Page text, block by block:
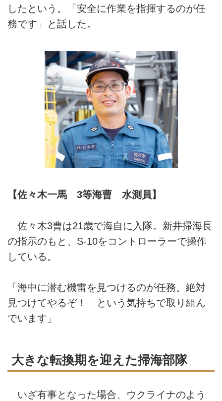
したという。「安全に作業を指揮するのが任
務です」と話した。
【佐々木一馬 3等海曹 水測員】
佐々木3曹は21歳で海自に入隊。新井掃海長
の指示のもと、S-10をコントローラーで操作
している。
「海中に潜む機雷を見つけるのが任務。絶対
見つけてやるぞ！ という気持ちで取り組ん
でいます」
大きな転換期を迎えた掃海部隊
いざ有事となった場合、ウクライナのよう